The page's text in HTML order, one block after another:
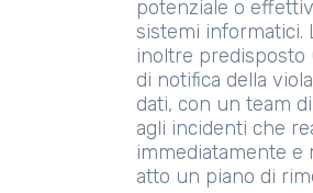
potenziale o
sistemi informatici.
inoltre predisposto
di notifica della
dati, con un team
agli incidenti che
immediatamente e
atto un piano di